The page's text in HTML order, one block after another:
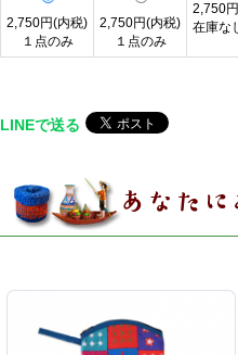
2,750円(内税)
１点のみ
2,750円(内税)
１点のみ
2,750
在庫な
LINEで送る